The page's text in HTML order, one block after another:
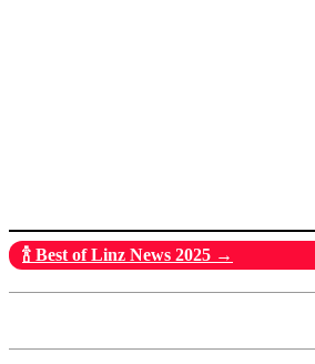
🍾 Best of Linz News 2025 →